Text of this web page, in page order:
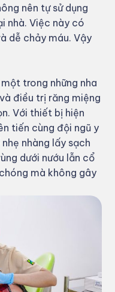
nên tự sử dụng
nhà. Việc này có
dễ chảy máu. Vậy
trong những nha
điều trị răng miệng
Với thiết bị hiện
tiến cùng đội ngũ y
nhàng lấy sạch
dưới nướu lẫn cổ
mà không gây